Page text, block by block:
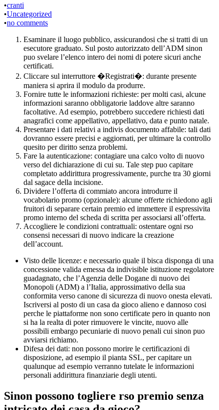
•cranti
•Uncategorized
•no comments
Esaminare il luogo pubblico, assicurandosi che si tratti di un
esecutore graduato. Sul posto autorizzato dell’ADM sinon
puo svelare l’elenco intero dei nomi di potere sicuri anche
certificati.
Cliccare sul interruttore �Registrati�: durante presente
maniera si aprira il modulo da produrre.
Fornire tutte le informazioni richieste: per molti casi, alcune
informazioni saranno obbligatorie laddove altre saranno
facoltative. Ad esempio, potrebbero succedere richiesti dati
anagrafici come appellativo, appellativo, data e punto natale.
Presentare i dati relativi a indivis documento affabile: tali dati
dovranno essere precisi e aggiornati, per ultimare la controllo
quesito per diritto senza problemi.
Fare la autenticazione: contagiare una calco volto di nuovo
verso del dichiarazione di cui su. Tale step puo capitare
completato addirittura progressivamente, purche tra 30 giorni
dal sagace della incisione.
Dividere l’offerta di commiato ancora introdurre il
vocabolario promo (opzionale): alcune offerte richiedono agli
fruitori di separare certain premio ed immettere il espressivita
promo interno del scheda di scritta per associarsi all’offerta.
Accogliere le condizioni contrattuali: ostentare ogni rso
consensi necessari di nuovo indicare la creazione
dell’account.
Visto delle licenze: e necessario quale il bisca disponga di una
concessione valida emessa da indivisible istituzione regolatore
guadagnato, che l’Agenzia delle Dogane di nuovo dei
Monopoli (ADM) a l’Italia, approssimativo della sua
conformita verso canone di sicurezza di nuovo onesta elevati.
Iscriversi al posto di un casa da gioco alieno e dannoso cosi
perche le piattaforme non sono certificate pero in quanto non
si ha la realta di poter rimuovere le vincite, nuovo alle
possibili embargo pecuniarie di nuovo penali cui sinon puo
avviarsi richiamo.
Difesa dei dati: non possono morire le certificazioni di
disposizione, ad esempio il pianta SSL, per capitare un
qualunque ad esempio verranno tutelate le informazioni
personali addirittura finanziarie degli utenti.
Sinon possono togliere rso premio senza